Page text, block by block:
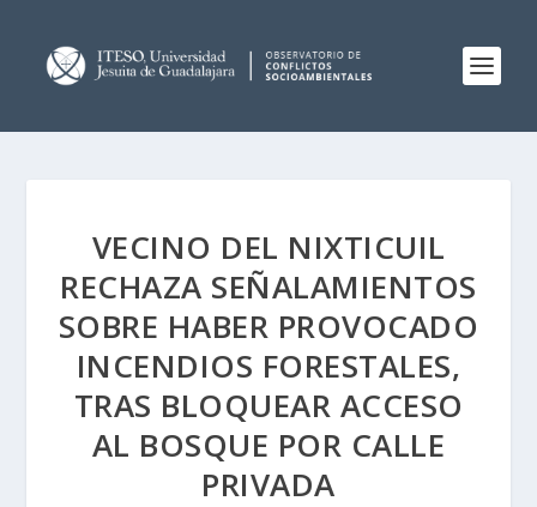
VECINO DEL NIXTICUIL
RECHAZA SEÑALAMIENTOS
SOBRE HABER PROVOCADO
INCENDIOS FORESTALES,
TRAS BLOQUEAR ACCESO
AL BOSQUE POR CALLE
PRIVADA